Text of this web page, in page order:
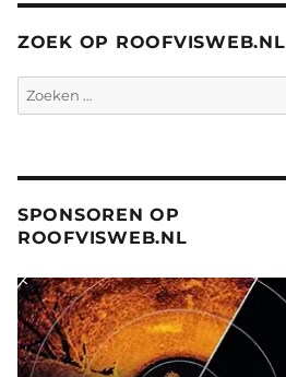
ZOEK OP ROOFVISWEB.NL
Zoeken
naar:
SPONSOREN OP
ROOFVISWEB.NL